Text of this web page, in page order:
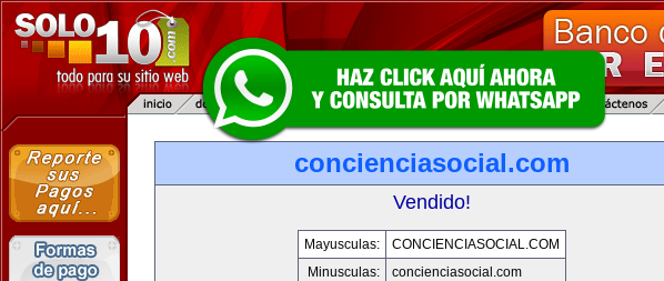
concienciasocial.com
Vendido!
Mayusculas:
CONCIENCIASOCIAL.COM
Minusculas:
concienciasocial.com